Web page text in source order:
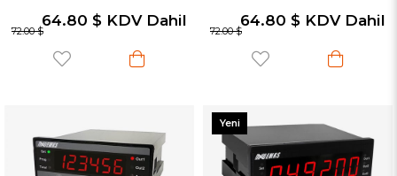
64.80 $ KDV Dahil
72.00 $
64.80 $ KDV Dahil
72.00 $
Yeni
Ürün